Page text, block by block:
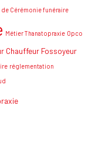
de Cérémonie funéraire
Métier Thanatopraxie Opco
Chauffeur Fossoyeur
réglementation